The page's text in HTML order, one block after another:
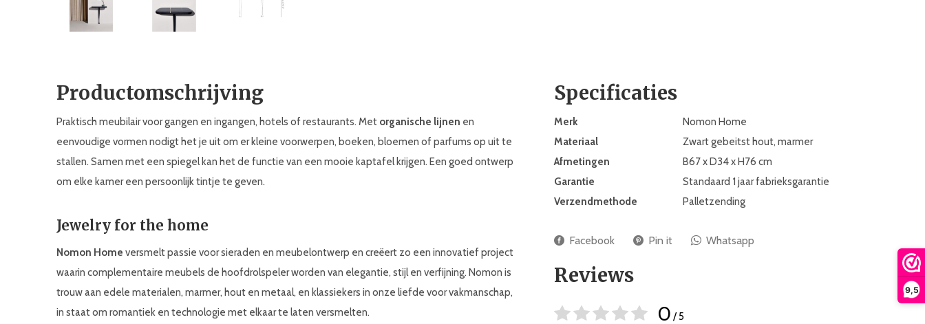
9,5
Productomschrijving
Praktisch meubilair voor gangen en ingangen, hotels of restaurants. Met organische lijnen en
eenvoudige vormen nodigt het je uit om er kleine voorwerpen, boeken, bloemen of parfums op uit te
stallen. Samen met een spiegel kan het de functie van een mooie kaptafel krijgen. Een goed ontwerp
om elke kamer een persoonlijk tintje te geven.
Jewelry for the home
Nomon Home versmelt passie voor sieraden en meubelontwerp en creëert zo een innovatief project
waarin complementaire meubels de hoofdrolspeler worden van elegantie, stijl en verfijning. Nomon is
trouw aan edele materialen, marmer, hout en metaal, en klassiekers in onze liefde voor vakmanschap,
in staat om romantiek en technologie met elkaar te laten versmelten.
Specificaties
Merk
Nomon Home
Materiaal
Zwart gebeitst hout, marmer
Afmetingen
B67 x D34 x H76 cm
Garantie
Standaard 1 jaar fabrieksgarantie
Verzendmethode
Palletzending
Facebook Pin it Whatsapp
Reviews
0 / 5